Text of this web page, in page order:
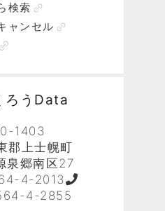
検索
ャンセル
ろうData
1403
郡上士幌町
泉郷南区27
4-2013
4-2855